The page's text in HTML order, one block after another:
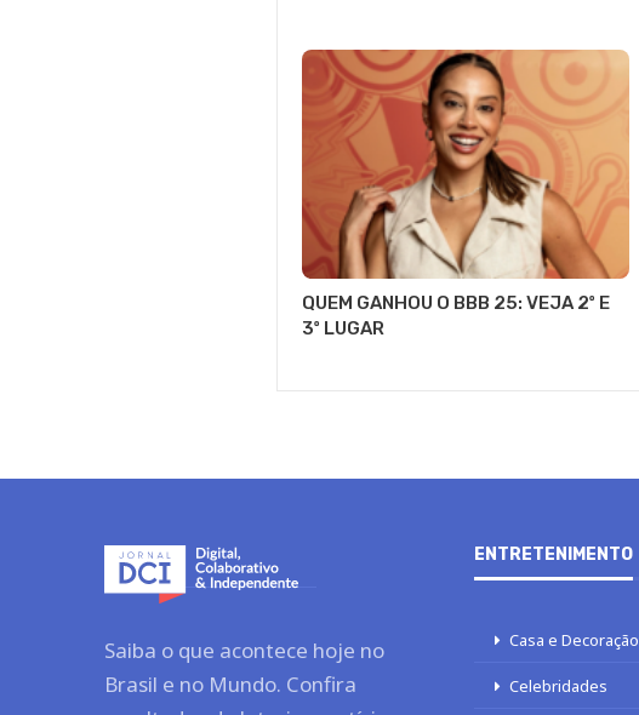
QUEM GANHOU O BBB 25: VEJA 2º E
3º LUGAR
Saiba o que acontece hoje no
Brasil e no Mundo. Confira
ENTRETENIMENTO
Casa e Decoração
Celebridades